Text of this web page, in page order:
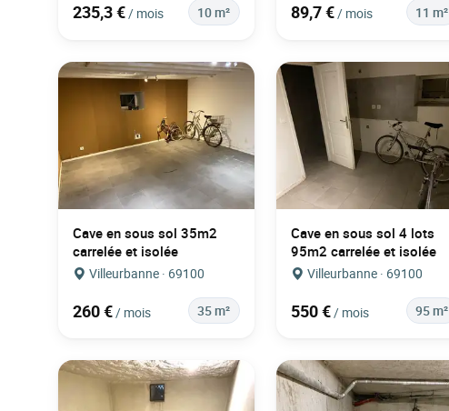
235,3 €/ mois 10 m² 89,7 €/ mois 11 m²
Cave en sous sol 35m2
carrelée et isolée
Villeurbanne · 69100
260 € / mois 35 m²
Cave en sous sol 4 lots
95m2 carrelée et isolée
Villeurbanne · 69100
550 € / mois 95 m²